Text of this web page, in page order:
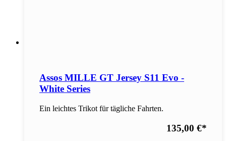
Assos MILLE GT Jersey S11 Evo -
White Series
Ein leichtes Trikot für tägliche Fahrten.
135,00 €*